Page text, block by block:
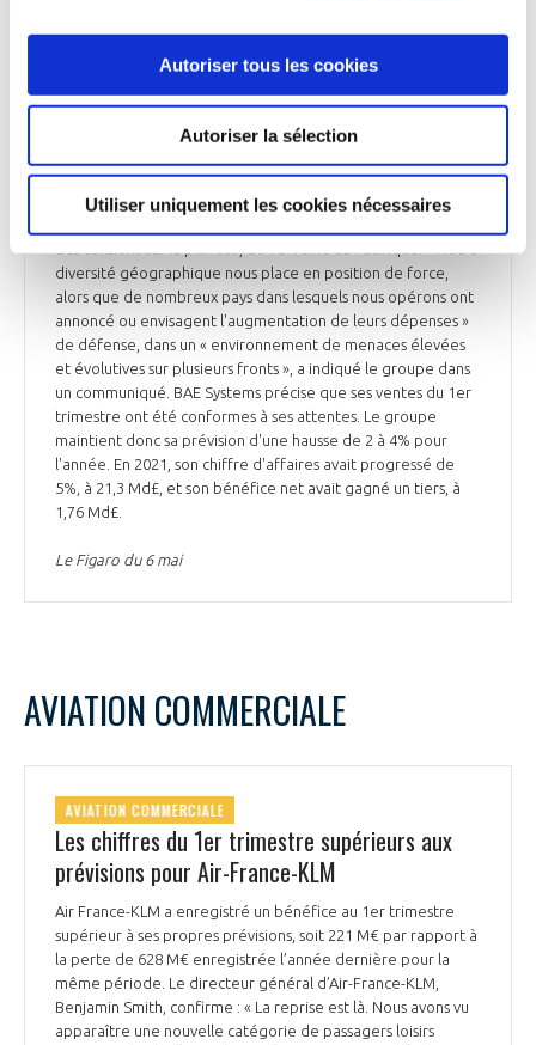
Autoriser tous les cookies
Autoriser la sélection
Utiliser uniquement les cookies nécessaires
BAE Systems conforté dans ses prévisions de
Le groupe de Défense britannique BAE Systems s'est dit
jeudi confiant pour ses perspectives de croissance, alors que
diversité géographique nous place en position de force,
alors que de nombreux pays dans lesquels nous opérons ont
annoncé ou envisagent l'augmentation de leurs dépenses »
de défense, dans un « environnement de menaces élevées
et évolutives sur plusieurs fronts », a indiqué le groupe dans
un communiqué. BAE Systems précise que ses ventes du 1er
trimestre ont été conformes à ses attentes. Le groupe
maintient donc sa prévision d'une hausse de 2 à 4% pour
l'année. En 2021, son chiffre d'affaires avait progressé de
5%, à 21,3 Md£, et son bénéfice net avait gagné un tiers, à
1,76 Md£.
Le Figaro du 6 mai
AVIATION COMMERCIALE
AVIATION COMMERCIALE
Les chiffres du 1er trimestre supérieurs aux
prévisions pour Air-France-KLM
Air France-KLM a enregistré un bénéfice au 1er trimestre
supérieur à ses propres prévisions, soit 221 M€ par rapport à
la perte de 628 M€ enregistrée l’année dernière pour la
même période. Le directeur général d’Air-France-KLM,
Benjamin Smith, confirme : « La reprise est là. Nous avons vu
apparaître une nouvelle catégorie de passagers loisirs